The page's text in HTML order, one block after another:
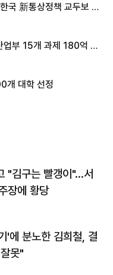
국 新통상정책 교두보 활
업부 15개 과제 180억 지
개 대학 선정
"김구는 빨갱이"…서
장에 황당
'에 분노한 김희철, 결
못"